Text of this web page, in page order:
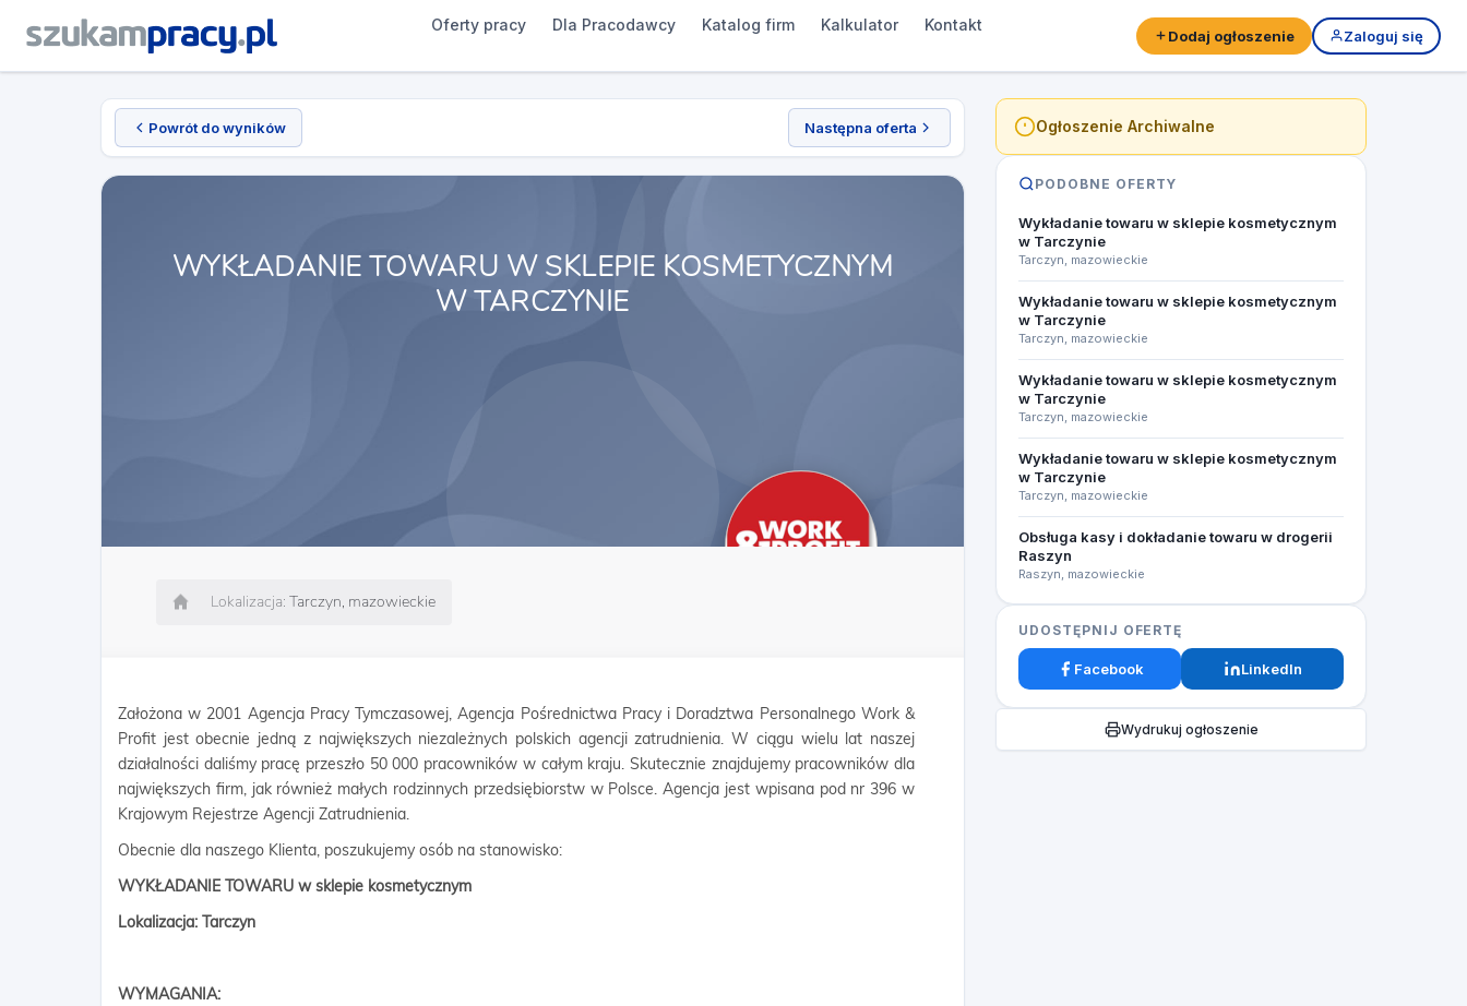
Oferty pracy Dla Pracodawcy Katalog firm Kalkulator Kontakt
Dodaj ogłoszenie Zaloguj się
Powrót do wyników Następna oferta
WYKŁADANIE TOWARU W SKLEPIE KOSMETYCZNYM
W TARCZYNIE
Lokalizacja: Tarczyn, mazowieckie
Założona w 2001 Agencja Pracy Tymczasowej, Agencja Pośrednictwa Pracy i Doradztwa Personalnego Work &
Profit jest obecnie jedną z największych niezależnych polskich agencji zatrudnienia. W ciągu wielu lat naszej
działalności daliśmy pracę przeszło 50 000 pracowników w całym kraju. Skutecznie znajdujemy pracowników dla
największych firm, jak również małych rodzinnych przedsiębiorstw w Polsce. Agencja jest wpisana pod nr 396 w
Krajowym Rejestrze Agencji Zatrudnienia.
Obecnie dla naszego Klienta, poszukujemy osób na stanowisko:
WYKŁADANIE TOWARU w sklepie kosmetycznym
Lokalizacja: Tarczyn
WYMAGANIA:
Ogłoszenie Archiwalne
PODOBNE OFERTY
Wykładanie towaru w sklepie kosmetycznym
w Tarczynie
Tarczyn, mazowieckie
Wykładanie towaru w sklepie kosmetycznym
w Tarczynie
Tarczyn, mazowieckie
Wykładanie towaru w sklepie kosmetycznym
w Tarczynie
Tarczyn, mazowieckie
Wykładanie towaru w sklepie kosmetycznym
w Tarczynie
Tarczyn, mazowieckie
Obsługa kasy i dokładanie towaru w drogerii
Raszyn
Raszyn, mazowieckie
UDOSTĘPNIJ OFERTĘ
Facebook LinkedIn
Wydrukuj ogłoszenie